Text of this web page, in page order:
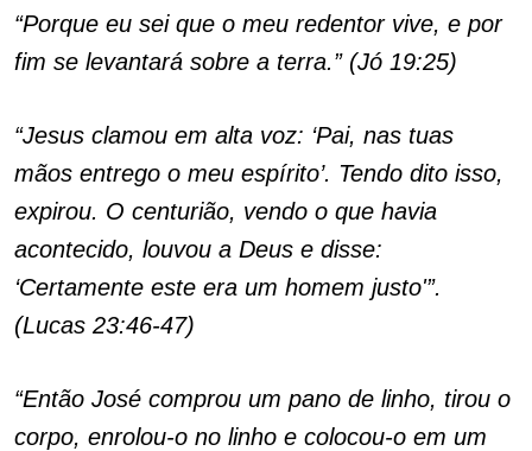
“Porque eu sei que o meu redentor vive, e por
fim se levantará sobre a terra.” (Jó 19:25)
“Jesus clamou em alta voz: ‘Pai, nas tuas
mãos entrego o meu espírito’. Tendo dito isso,
expirou. O centurião, vendo o que havia
acontecido, louvou a Deus e disse:
‘Certamente este era um homem justo'”.
(Lucas 23:46-47)
“Então José comprou um pano de linho, tirou o
corpo, enrolou-o no linho e colocou-o em um